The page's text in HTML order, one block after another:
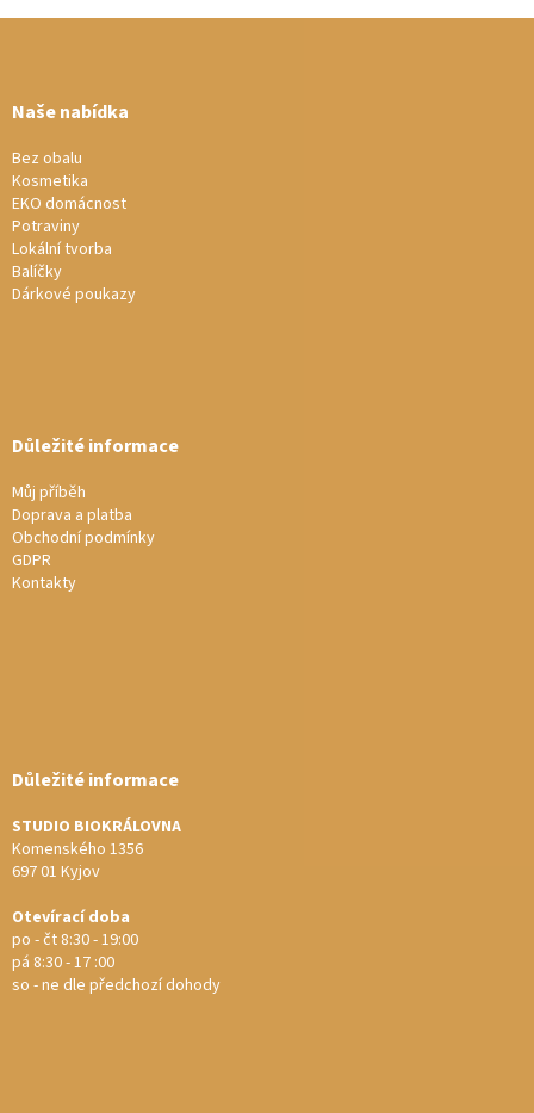
Naše nabídka
Bez obalu
Kosmetika
EKO domácnost
Potraviny
Lokální tvorba
Balíčky
Dárkové poukazy
Důležité informace
Můj příběh
Doprava a platba
Obchodní podmínky
GDPR
Kontakty
Důležité informace
STUDIO BIOKRÁLOVNA
Komenského 1356
697 01 Kyjov
Otevírací doba
po - čt 8:30 - 19:00
pá 8:30 - 17 :00
so - ne dle předchozí dohody